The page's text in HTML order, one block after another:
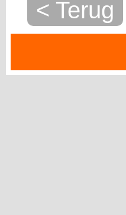
< Terug